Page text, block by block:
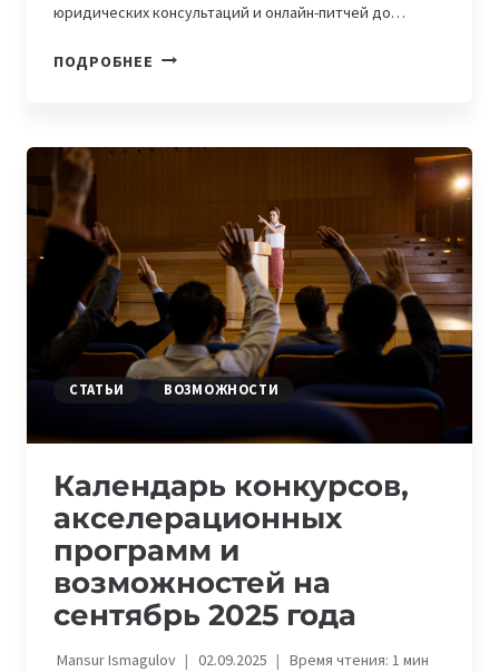
юридических консультаций и онлайн-питчей до…
ПОДРОБНЕЕ КАЛЕНДАРЬ
И
ВОЗМОЖНОСТЕЙ
НОЯБРЬ
2025
ГОДА
СТАТЬИ ВОЗМОЖНОСТИ
Календарь конкурсов,
акселерационных
программ и
возможностей на
сентябрь 2025 года
Mansur Ismagulov 02.09.2025 Время чтения: 1мин